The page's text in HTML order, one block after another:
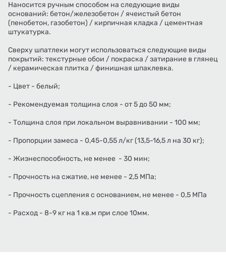
Наносится ручным способом на следующие виды
оснований: бетон/железобетон / ячеистый бетон
(пенобетон, газобетон) / кирпичная кладка / цементная
штукатурка.
Сверху шпатлеки могут использоваться следующие виды
покрытий: текстурные обои / покраска / затирание в глянец
/ керамическая плитка / финишная шпаклевка.
- Цвет - белый;
- Рекомендуемая толщина слоя - от 5 до 50 мм;
- Толщина слоя при локальном выравнивании - 100 мм;
- Пропорции замеса - 0,45-0,55 л/кг (13,5-16,5 л на 30 кг);
- Жизнеспособность, не менее - 30 мин;
- Прочность на сжатие, не менее - 2,5 МПа;
- Прочность сцепления с основанием, не менее - 0,5 МПа
- Расход - 8-9 кг на 1 кв.м при слое 10мм.